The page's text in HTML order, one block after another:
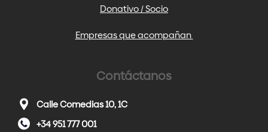
Donativo / Socio
Empresas que acompañan
Contáctanos
Calle Comedias 10, 1C
+34 951 777 001